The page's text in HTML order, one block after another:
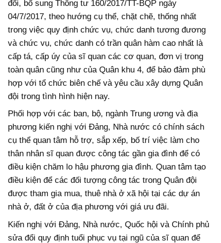
đổi, bổ sung Thông tư 160/2017/TT-BQP ngày
04/7/2017, theo hướng cụ thể, chặt chẽ, thống nhất
trong việc quy định chức vụ, chức danh tương đương
và chức vụ, chức danh có trần quân hàm cao nhất là
cấp tá, cấp úy của sĩ quan các cơ quan, đơn vị trong
toàn quân cũng như của Quân khu 4, để bảo đảm phù
hợp với tổ chức biên chế và yêu cầu xây dựng Quân
đội trong tình hình hiện nay.
Phối hợp với các ban, bộ, ngành Trung ương và địa
phương kiến nghị với Đảng, Nhà nước có chính sách
cụ thể quan tâm hỗ trợ, sắp xếp, bố trí việc làm cho
thân nhân sĩ quan được công tác gần gia đình để có
điều kiện chăm lo hậu phương gia đình. Quan tâm tạo
điều kiện để các đối tượng công tác trong Quân đội
được tham gia mua, thuê nhà ở xã hội tại các dự án
nhà ở, đất ở của địa phương với giá ưu đãi.
Kiến nghị với Đảng, Nhà nước, Quốc hội và Chính phủ
sửa đổi quy định tuổi phục vụ tại ngũ của sĩ quan để